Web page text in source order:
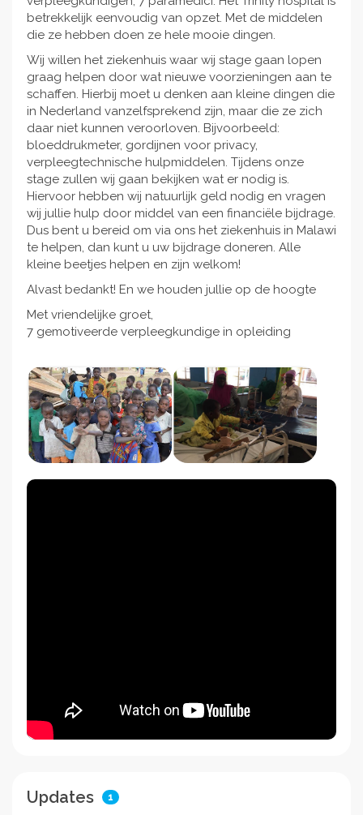
betrekkelijk eenvoudig van opzet. Met de middelen
die ze hebben doen ze hele mooie dingen.
Wij willen het ziekenhuis waar wij stage gaan lopen
graag helpen door wat nieuwe voorzieningen aan te
schaffen. Hierbij moet u denken aan kleine dingen die
in Nederland vanzelfsprekend zijn, maar die ze zich
daar niet kunnen veroorloven. Bijvoorbeeld:
bloeddrukmeter, gordijnen voor privacy,
verpleegtechnische hulpmiddelen. Tijdens onze
stage zullen wij gaan bekijken wat er nodig is.
Hiervoor hebben wij natuurlijk geld nodig en vragen
wij jullie hulp door middel van een financiële bijdrage.
Dus bent u bereid om via ons het ziekenhuis in Malawi
te helpen, dan kunt u uw bijdrage doneren. Alle
kleine beetjes helpen en zijn welkom!
Alvast bedankt! En we houden jullie op de hoogte
Met vriendelijke groet,
7 gemotiveerde verpleegkundige in opleiding
Updates 1